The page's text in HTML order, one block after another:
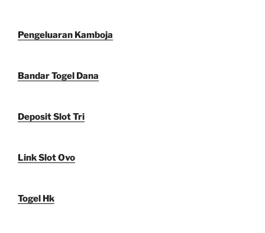
Pengeluaran Kamboja
Bandar Togel Dana
Deposit Slot Tri
Link Slot Ovo
Togel Hk